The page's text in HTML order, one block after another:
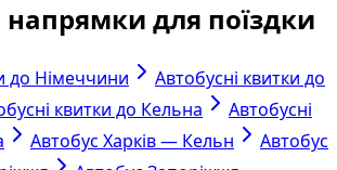
напрямки для поїздки
до Німеччини
Автобусні квитки до
квитки до Кельна
Автобусні
Автобус Харків — Кельн
Автобус